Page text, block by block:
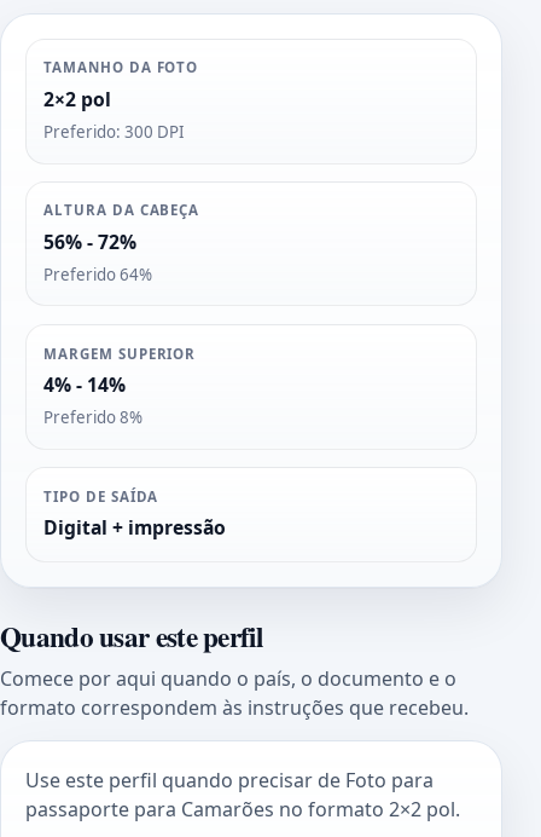
TAMANHO DA FOTO
2×2 pol
Preferido: 300 DPI
ALTURA DA CABEÇA
56% - 72%
Preferido 64%
MARGEM SUPERIOR
4% - 14%
Preferido 8%
TIPO DE SAÍDA
Digital + impressão
Quando usar este perfil
Comece por aqui quando o país, o documento e o
formato correspondem às instruções que recebeu.
Use este perfil quando precisar de Foto para
passaporte para Camarões no formato 2×2 pol.